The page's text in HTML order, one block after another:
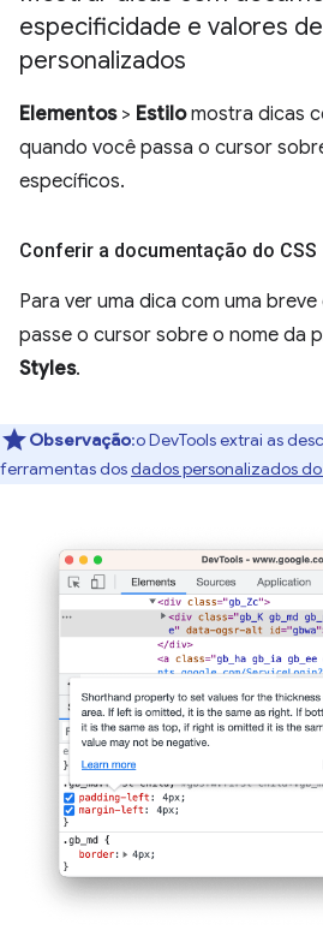
especificidade e valores
personalizados
Elementos> Estilomostra dicas
quando você passa o cursor
específicos.
Conferir a documentação do CSS
Para ver uma dica com uma
passe o cursor sobre o nome da
Styles.
Observação:o DevTools extrai as
ferramentas dosdados personalizados